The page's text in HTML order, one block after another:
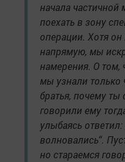
начала частичной
поехать в зону
операции. Хотя
напрямую, мы
намерения. О том,
мы узнали
братья, почему ты
говорили ему
улыбаясь
волновались“.
но стараемся